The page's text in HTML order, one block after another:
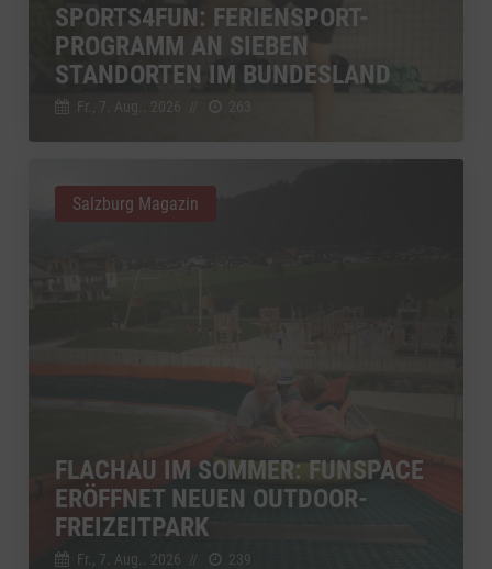
SPORTS4FUN: FERIENSPORT-
PROGRAMM AN SIEBEN
STANDORTEN IM BUNDESLAND
Fr., 7. Aug.. 2026 263
FLACHAU IM SOMMER: FUNSPACE
ERÖFFNET NEUEN OUTDOOR-
FREIZEITPARK
Fr., 7. Aug.. 2026 // 239
Salzburg Magazin